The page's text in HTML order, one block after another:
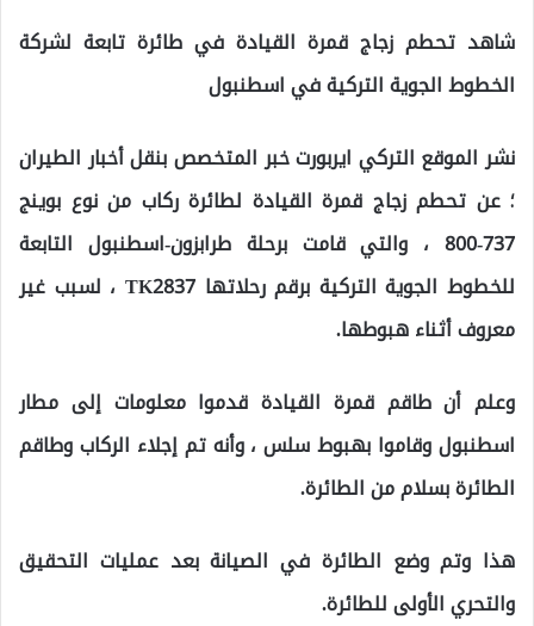
شاهد تحطم زجاج قمرة القيادة في طائرة تابعة لشركة
الخطوط الجوية التركية في اسطنبول
نشر الموقع التركي ايربورت خبر المتخصص بنقل أخبار الطيران
؛ عن تحطم زجاج قمرة القيادة لطائرة ركاب من نوع بوينج
737-800 ، والتي قامت برحلة طرابزون-اسطنبول التابعة
للخطوط الجوية التركية برقم رحلاتها TK2837 ، لسبب غير
معروف أثناء هبوطها.
وعلم أن طاقم قمرة القيادة قدموا معلومات إلى مطار
اسطنبول وقاموا بهبوط سلس ، وأنه تم إجلاء الركاب وطاقم
الطائرة بسلام من الطائرة.
هذا وتم وضع الطائرة في الصيانة بعد عمليات التحقيق
والتحري الأولى للطائرة.